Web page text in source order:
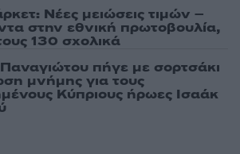
Νέες μειώσεις τιμών –
στην εθνική πρωτοβουλία,
130 σχολικά
πήγε με σορτσάκι
μνήμης για τους
Κύπριους ήρωες Ισαάκ